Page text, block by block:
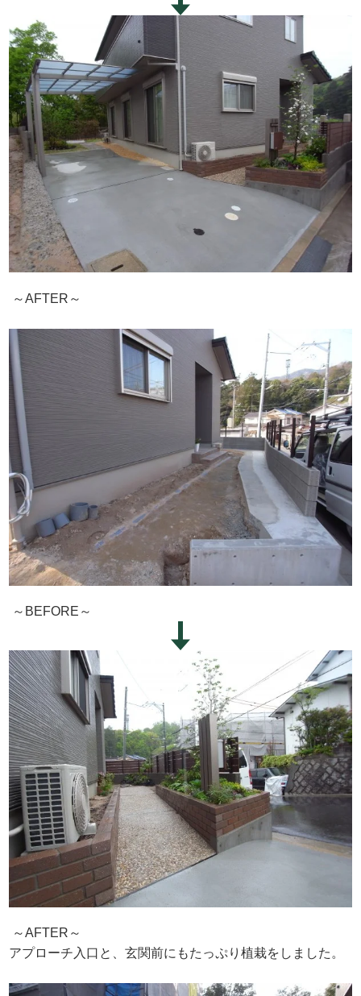
～AFTER～
～BEFORE～
～AFTER～
アプローチ入口と、玄関前にもたっぷり植栽をしました。